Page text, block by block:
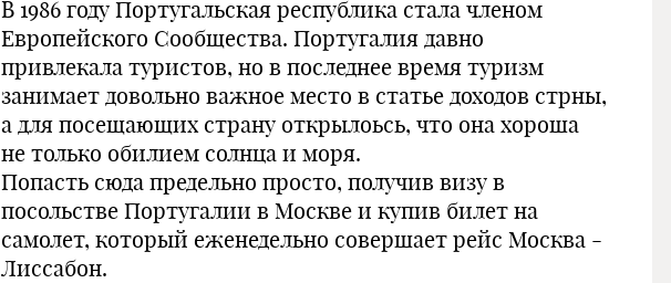
В 1986 году Португальская республика стала членом
Европейского Сообщества. Португалия давно
привлекала туристов, но в последнее время туризм
занимает довольно важное место в статье доходов стрны,
а для посещающих страну открылоьсь, что она хороша
не только обилием солнца и моря.
Попасть сюда предельно просто, получив визу в
посольстве Португалии в Москве и купив билет на
самолет, который еженедельно совершает рейс Москва -
Лиссабон.